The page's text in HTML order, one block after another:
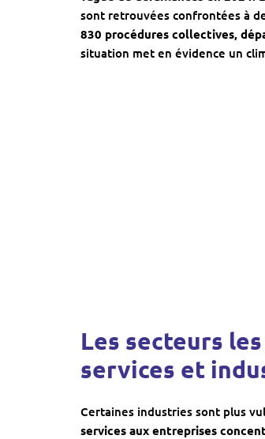
sont retrouvées confrontées à
830 procédures collectives,
situation met en évidence un
Les secteurs
services et
Certaines industries sont plus
services aux entreprises